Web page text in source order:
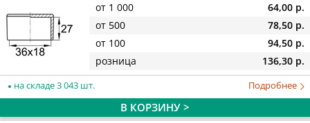
от 1 000
64,00 р.
от 500
78,50 р.
от 100
94,50 р.
розница
136,30 р.
на складе 3 043 шт. Подробнее
В КОРЗИНУ >